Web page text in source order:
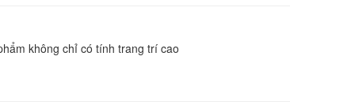
không chỉ có tính trang trí cao